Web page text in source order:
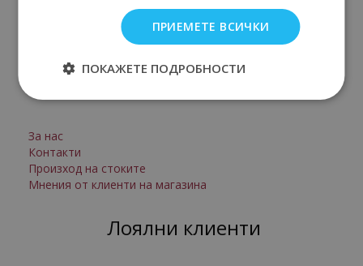
Условия за ползване
Рекламации и право на връщане
Онлайн решаване на спорове
За нас
Контакти
Произход на стоките
Мнения от клиенти на магазина
Лоялни клиенти
ПРИЕМЕТЕ ВСИЧКИ
ПОКАЖЕТЕ ПОДРОБНОСТИ